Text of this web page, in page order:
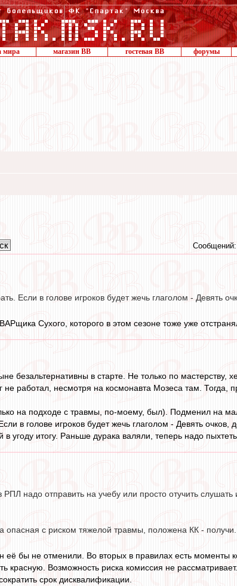
мира магазин ВВ гостевая ВВ форумы
Сообщений:
Если в голове игроков будет жечь глаголом - Девять
Сухого, которого в этом сезоне тоже уже
безальтернативны в старте. Не только по мастерству,
работал, несмотря на космонавта Мозеса там. Тогда,
на подходе с травмы, по-моему, был). Подменил на
в голове игроков будет жечь глаголом - Девять очков,
угоду итогу. Раньше дурака валяли, теперь надо
РПЛ надо отправить на учебу или просто отучить
опасная с риском тяжелой травмы, положена КК - получи.
её бы не отменили. Во вторых в правилах есть моменты
красную. Возможность риска комиссия не
срок дисквалификации.